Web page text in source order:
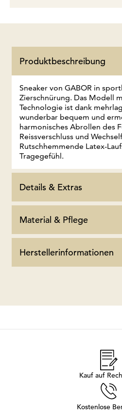
Produktbeschreibung
Sneaker von GABOR in
Zierschnürung. Das Modell
Technologie ist dank
wunderbar bequem und
harmonisches Abrollen des
Reissverschluss und
Rutschhemmende Latex-
Tragegefühl.
Details & Extras
Material & Pflege
Herstellerinformationen
Kauf auf
Kostenlose